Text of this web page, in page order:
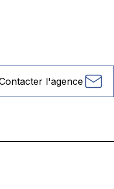
- Métro (François
l'agence